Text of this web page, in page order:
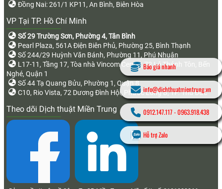
Đồng Nai: 261/1 KP11, An Bình, Biên Hòa
VP Tại TP. Hồ Chí Minh
Số 29 Trường Sơn, Phường 4, Tân Bình
Pearl Plaza, 561A Điện Biên Phủ, Phường 25, Bình Thạnh
Số 244/29 Huỳnh Văn Bánh, Phường 11, Phú Nhuận
L17-11, Tầng 17, Tòa nhà Vincom Center, 72 Lê Thánh Tôn, Bến
Nghé, Quận 1
Số 44 Tạ Quang Bửu, Phường 1, Quận 8
C10, Rio Vista, 72 Dương Đình Hội, Phước Long B, TP. Thủ Đức
Theo dõi Dịch thuật Miền Trung
Báo giá nhanh
info@dichthuatmientrung.vn
0912.147.117-0963.918.438
Hỗ trợ Zalo